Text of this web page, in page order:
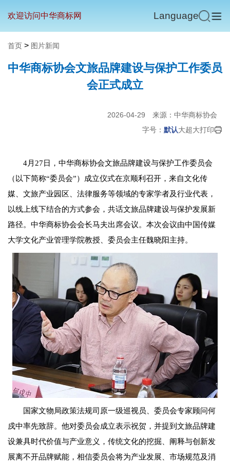
欢迎访问中华商标网 Language
首页 > 图片新闻
中华商标协会文旅品牌建设与保护工作委员
会正式成立
2026-04-29
来源：中华商标协会
字号： 默认大超大打印
4月27日，中华商标协会文旅品牌建设与保护工作委员会
（以下简称“委员会”）成立仪式在京顺利召开，来自文化传
媒、文旅产业园区、法律服务等领域的专家学者及行业代表，
以线上线下结合的方式参会，共话文旅品牌建设与保护发展新
路径。中华商标协会会长马夫出席会议。本次会议由中国传媒
大学文化产业管理学院教授、委员会主任魏晓阳主持。
国家文物局政策法规司原一级巡视员、委员会专家顾问何
戍中率先致辞。他对委员会成立表示祝贺，并提到文旅品牌建
设兼具时代价值与产业意义，传统文化的挖掘、阐释与创新发
展离不开品牌赋能，相信委员会将为产业发展、市场规范及消